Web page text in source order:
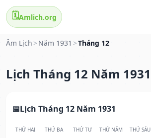
🗓️Amlich.org
Âm Lịch > Năm 1931 >Tháng 12
Lịch Tháng 12 Năm 1931
Lịch Tháng 12 Năm 1931
THỨ HAI THỨ BA THỨ TƯ THỨ NĂM THỨ SÁU